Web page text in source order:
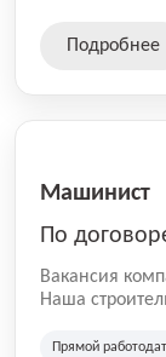
Подробнее
Машинист
По
Вакансия
Наша
устройство
Прямой